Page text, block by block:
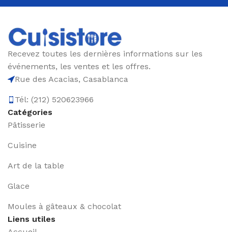
Recevez toutes les dernières informations sur les
événements, les ventes et les offres.
Rue des Acacias, Casablanca
Tél: (212) 520623966
Catégories
Pâtisserie
Cuisine
Art de la table
Glace
Moules à gâteaux & chocolat
Liens utiles